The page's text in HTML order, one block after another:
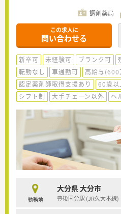
調剤薬局
この求人に
問い合わせる
新卒可 未経験可 ブランク可
転勤なし
車通勤可
高給与(600
認定薬剤師取得支援あり
60歳以
シフト制
大手チェーン以外 ヘ
勤務地
大分県 大分市
豊後国分駅 (JR久大本線)